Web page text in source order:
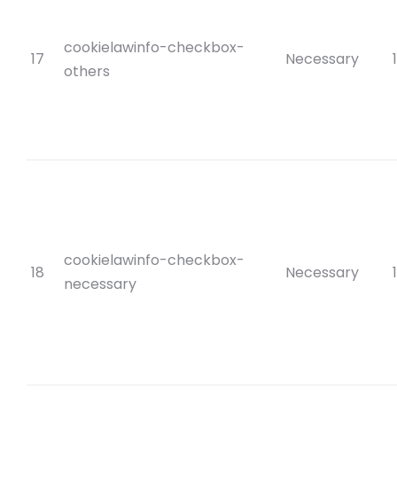
17
cookielawinfo-checkbox-
others
Necessary
18
cookielawinfo-checkbox-
necessary
Necessary